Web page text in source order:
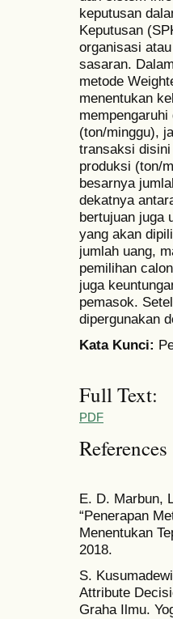
keputusan
Keputusan
organisasi
sasaran.
metode
menentukan
(ton/minggu),
transaksi
produksi (ton/
besarnya
dekatnya
bertujuan juga
yang akan
jumlah uang,
pemilihan
juga
pemasok.
dipergunakan
Kata Kunci:
Full Text:
PDF
References
E. D. Marbun,
“Penerapan
Menentukan
2018.
S.
Attribute
Graha Ilmu.